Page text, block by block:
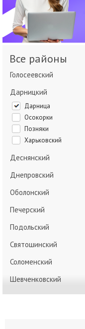
Все районы
Голосеевский
Дарницкий
Дарница
Осокорки
Позняки
Харьковский
Деснянский
Днепровский
Оболонский
Печерский
Подольский
Святошинский
Соломенский
Шевченковский